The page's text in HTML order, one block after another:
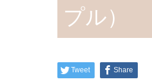
プル）
Tweet Share